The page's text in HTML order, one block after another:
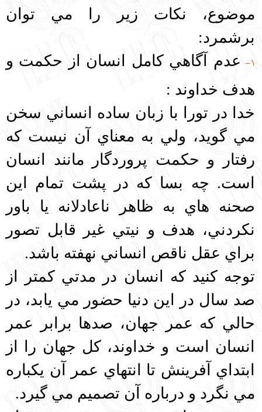
موضوع، نكات زير را مي توان
برشمرد:
1-
عدم آگاهي كامل انسان از حكمت و
هدف خداوند :
خدا در تورا با زبان ساده انساني سخن
مي گويد، ولي به معناي آن نيست كه
رفتار و حكمت پروردگار مانند انسان
است. چه بسا كه در پشت تمام اين
صحنه هاي به ظاهر ناعادلانه يا باور
نكردني، هدف و نيتي غير قابل تصور
براي عقل ناقص انساني نهفته باشد.
توجه كنيد كه انسان در مدتي كمتر از
صد سال در اين دنيا حضور مي يابد، در
حالي كه عمر جهان، صدها برابر عمر
انسان است و خداوند، كل جهان را از
ابتداي آفرينش تا انتهاي عمر آن يكباره
مي نگرد و درباره آن تصميم مي‌ گيرد.